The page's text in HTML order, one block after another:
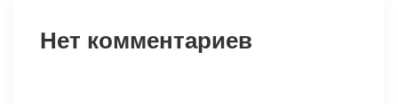
Нет комментариев